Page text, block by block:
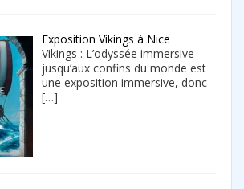
Exposition Vikings à Nice
Vikings : L’odyssée immersive
jusqu’aux confins du monde est
une exposition immersive, donc
[…]